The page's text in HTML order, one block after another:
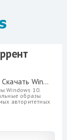
Windows 10 торрент
Windows 10.
образы
авторитетных